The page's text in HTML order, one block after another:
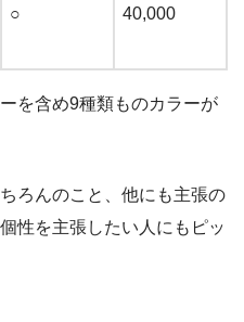
○ 40,000
を含め9種類ものカラーが
ろんのこと、他にも主張の
性を主張したい人にもピッ